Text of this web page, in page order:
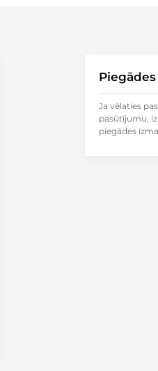
Ja vēlaties
pasūtījumu,
piegādes